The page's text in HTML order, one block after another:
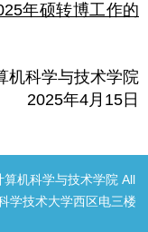
年硕转博工作的
机科学与技术学院
2025年4月15日
机科学与技术学院 All
学技术大学西区电三楼